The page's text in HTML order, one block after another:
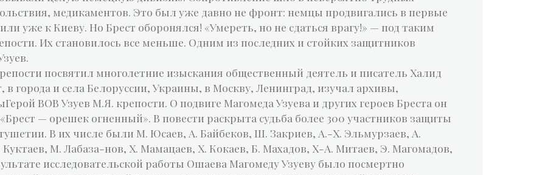
медикаментов. Это был уже давно не фронт: немцы продвигались в первые
уже к Киеву. Но Брест оборонялся! «Умереть, но не сдаться врагу!» — под таким
Их становилось все меньше. Одним из последних и стойких защитников
посвятил многолетние изыскания общественный деятель и писатель Халид
города и села Белоруссии, Украины, в Москву, Ленинград, изучал архивы,
ВОВ Узуев М.Я. крепости. О подвиге Магомеда Узуева и других героев Бреста он
— орешек огненный». В повести раскрыта судьба более 300 участников защиты
В их числе были М. Юсаев, А. Байбеков, Ш. Закриев, А.-Х. Эльмурзаев, А.
М. Лабаза-нов, X. Мамацаев, X. Кокаев, Б. Махадов, Х-А. Митаев, Э. Магомадов,
исследовательской работы Ошаева Магомеду Узуеву было посмертно